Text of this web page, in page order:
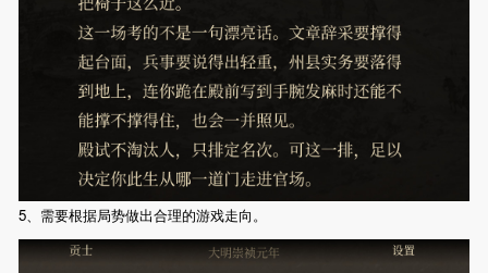
5、需要根据局势做出合理的游戏走向。